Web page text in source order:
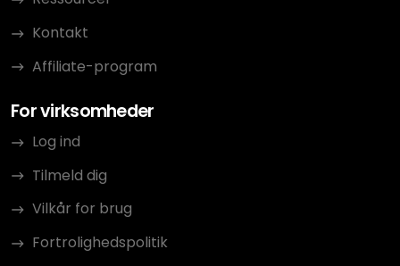
Kontakt
Affiliate-program
For virksomheder
Log ind
Tilmeld dig
Vilkår for brug
Fortrolighedspolitik